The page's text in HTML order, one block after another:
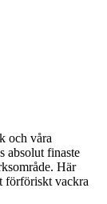
och våra
absolut finaste
Här
förföriskt vackra